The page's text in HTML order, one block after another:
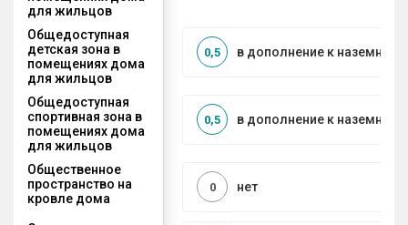
для жильцов
Общедоступная
детская зона в
помещениях дома
для жильцов
в дополнение к наземной
0,5
Общедоступная
спортивная зона в
помещениях дома
для жильцов
в дополнение к наземной
0,5
Общественное
пространство на
кровле дома
нет
0